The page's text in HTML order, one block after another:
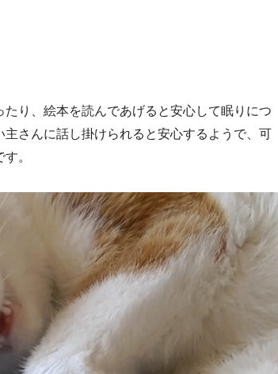
り、絵本を読んであげると安心して眠りにつ
さんに話し掛けられると安心するようで、可
。